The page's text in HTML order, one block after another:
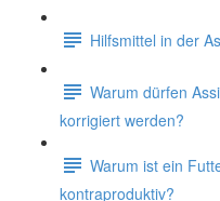
Hilfsmittel in der
Warum dürfen
korrigiert werden?
Warum ist ein
kontraproduktiv?